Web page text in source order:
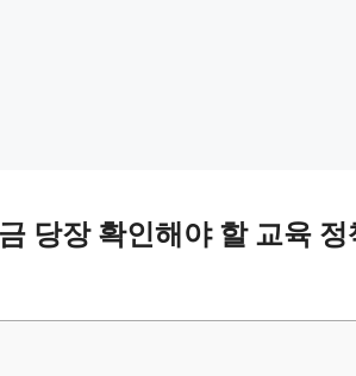
당장 확인해야 할 교육 정